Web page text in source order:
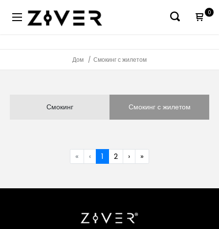
0
Дом Смокинг с жилетом
Смокинг Смокинг с жилетом
« ‹ 1 2 › »